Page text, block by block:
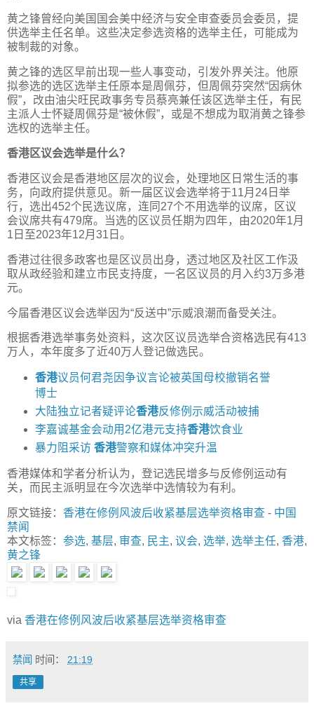
黄之锋曾经向美国国会美中经济与安全审查委员会委员，提
供选举主任名单。这些决定参选资格的选举主任，可能成为
被制裁的对象。
黄之锋的选区早前出现一些人事变动，引发外界关注。他原
拟参选的选区选举主任原本是周佩芬，但周佩芬突然“因病休
假”，改由油尖旺民政事务专员蔡亮兼任该区选举主任，有民
主派人士怀疑周佩芬是“被休假”，或是不想成为取消黄之锋参
选权的选举主任。
香港区议会选举是什么？
香港区议会是香港地区层次的议会，处理地区日常生活的事
务，向政府提供意见。新一届区议会选举将于11月24日举
行，选出452个民选议席，连同27个不用选举的议席，区议
会议席共有479席。当选的区议员任期为四年，由2020年1月
1日至2023年12月31日。
香港过往很多政客也是区议员出身，透过地区及社区工作汲
取从政经验和建立市民支持度，一名区议员的月入约3万多港
元。
今届香港区议会选举因为“反送中”示威浪潮而备受关注。
根据香港选举事务处资料，这次区议员选举合资格选民有413
万人，本年度多了近40万人登记做选民。
香港议员何君尧因争议言论被英国母校撤销名誉
博士
大陆独立记者疑评论香港反修例示威活动被捕
李嘉诚基金会动用2亿港元支持香港饮食业
暴力阻采访 香港警察和媒体冲突升温
香港媒体和学者分析认为，登记选民增多与反修例运动有
关，而民主派明显在今次选举中选情较为有利。
原文链接： 香港在修例风波后收紧基层选举资格审查 - 中国
禁闻
本文标签： 参选, 基层, 审查, 民主, 议会, 选举, 选举主任, 香港,
黄之锋
via 香港在修例风波后收紧基层选举资格审查
禁闻 时间： 21:19
共享